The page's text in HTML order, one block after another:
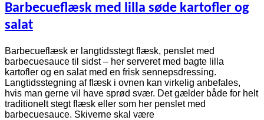
Barbecueflæsk med lilla søde kartofler og
salat
Barbecueflæsk er langtidsstegt flæsk, penslet med
barbecuesauce til sidst – her serveret med bagte lilla
kartofler og en salat med en frisk sennepsdressing.
Langtidsstegning af flæsk i ovnen kan virkelig anbefales,
hvis man gerne vil have sprød svær. Det gælder både for helt
traditionelt stegt flæsk eller som her penslet med
barbecuesauce. Skiverne skal være